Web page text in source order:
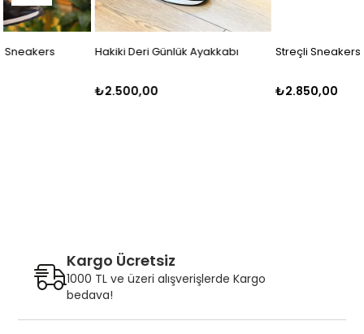
Hakiki Deri Günlük Ayakkabı Streçli Sneakers Ayakkabı
Kargo Ücretsiz
1000 TL ve üzeri alışverişlerde Kargo
bedava!